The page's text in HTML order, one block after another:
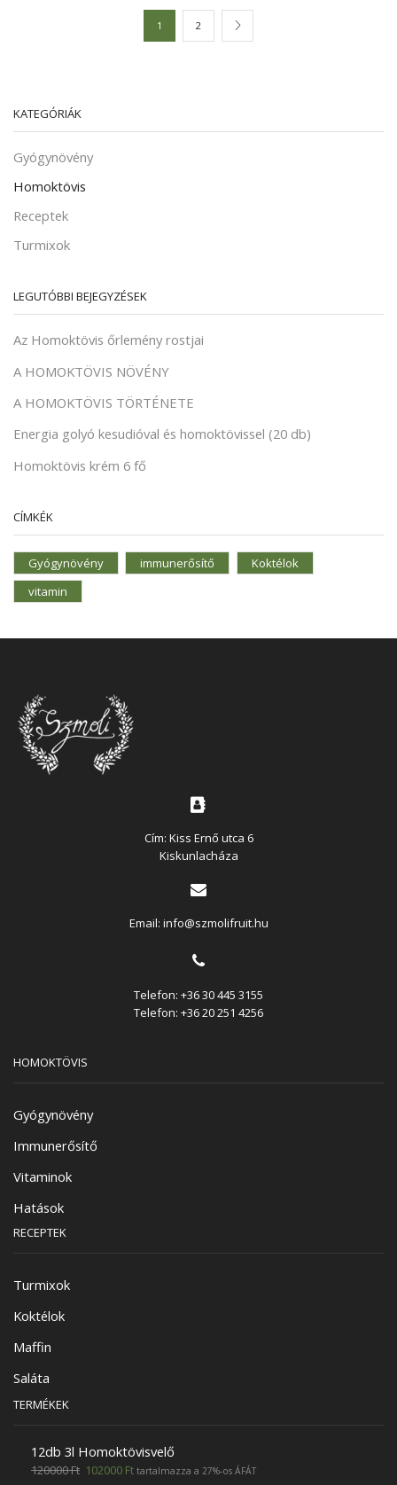
1 2
KATEGÓRIÁK
Gyógynövény
Homoktövis
Receptek
Turmixok
LEGUTÓBBI BEJEGYZÉSEK
Az Homoktövis őrlemény rostjai
A HOMOKTÖVIS NÖVÉNY
A HOMOKTÖVIS TÖRTÉNETE
Energia golyó kesudióval és homoktövissel (20 db)
Homoktövis krém 6 fő
CÍMKÉK
Gyógynövény immunerősítő
Koktélok
vitamin
Cím: Kiss Ernő utca 6
Kiskunlacháza
Email: info@szmolifruit.hu
Telefon: +36 30 445 3155
Telefon: +36 20 251 4256
HOMOKTÖVIS
Gyógynövény
Immunerősítő
Vitaminok
Hatások
RECEPTEK
Turmixok
Koktélok
Maffin
Saláta
TERMÉKEK
12db 3l Homoktövisvelő
120000Ft 102000 Ft tartalmazza a 27%-os ÁFÁT